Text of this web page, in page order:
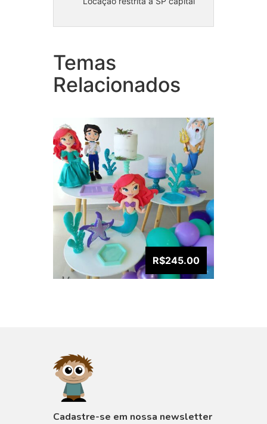
Temas
Relacionados
Kit Festa em casa Ariel
R$245.00
Cadastre-se em nossa newsletter